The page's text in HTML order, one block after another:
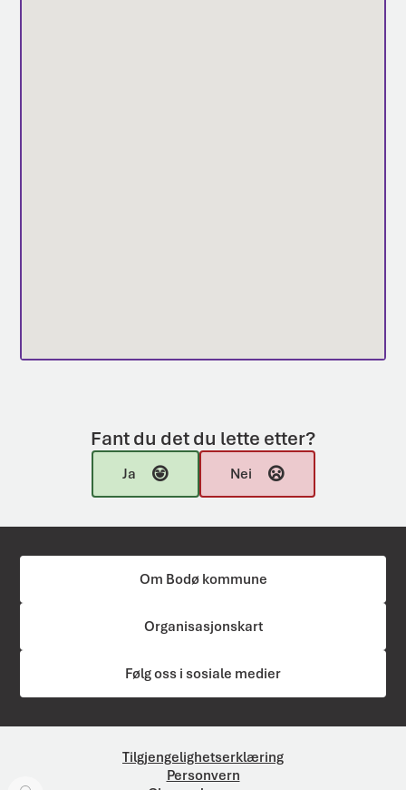
Fant du det du lette etter?
Ja Nei
Om Bodø kommune
Organisasjonskart
Følg oss i sosiale medier
Tilgjengelighetserklæring
Personvern